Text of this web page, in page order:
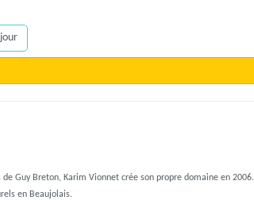
Guy Breton, Karim Vionnet crée son propre domaine en 2006.
en Beaujolais.